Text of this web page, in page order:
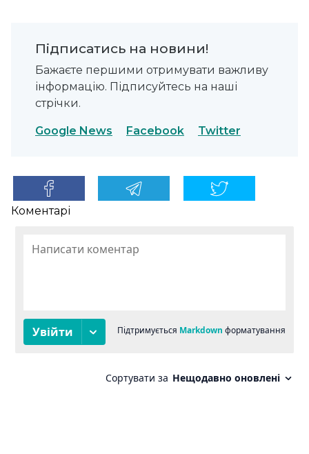
Підписатись на новини!
Бажаєте першими отримувати важливу
інформацію. Підписуйтесь на наші
стрічки.
Google News Facebook Twitter
Коментарі